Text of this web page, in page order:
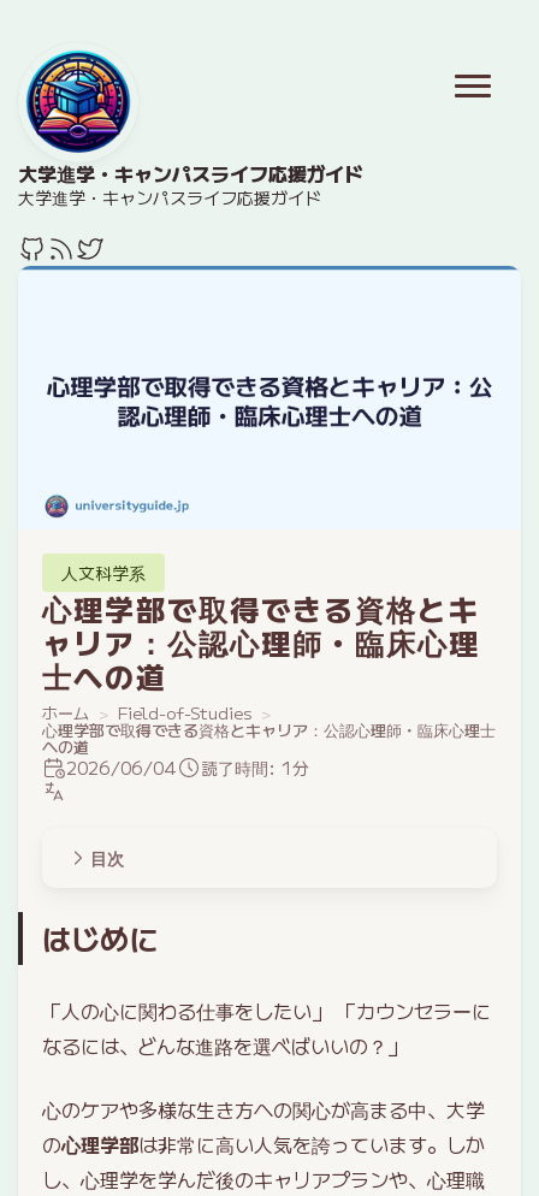
大学進学・キャンパスライフ応援ガイド
大学進学・キャンパスライフ応援ガイド
人文科学系
心理学部で取得できる資格とキ
ャリア：公認心理師・臨床心理
士への道
ホーム Field-of-Studies
心理学部で取得できる資格とキャリア：公認心理師・臨床心理士
への道
2026/06/04 読了時間: 1分
目次
はじめに
「人の心に関わる仕事をしたい」 「カウンセラーに
なるには、どんな進路を選べばいいの？」
心のケアや多様な生き方への関心が高まる中、大学
の心理学部は非常に高い人気を誇っています。しか
し、心理学を学んだ後のキャリアプランや、心理職